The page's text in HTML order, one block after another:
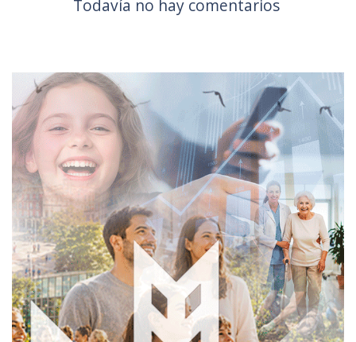
Todavía no hay comentarios